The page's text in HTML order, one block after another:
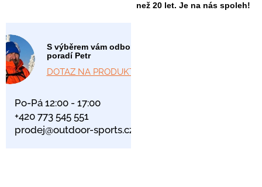
S výběrem vám odborně
poradí Petr
DOTAZ NA PRODUKT
Po-Pá 12:00 - 17:00
+420 773 545 551
prodej@outdoor-sports.cz
než 20 let. Je na nás spoleh!